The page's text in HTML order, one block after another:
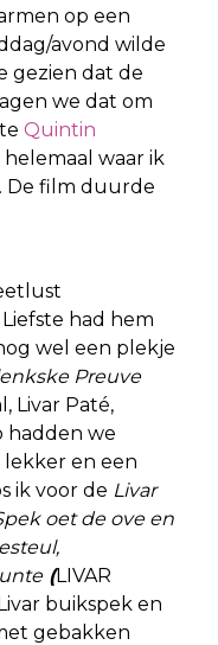
op een
avond wilde
gezien dat de
we dat om
Quintin
helemaal waar ik
De film duurde
had hem
wel een plekje
Preuve
Livar Paté,
hadden we
en een
ik voor de Livar
oet de ove en
(LIVAR
buikspek en
gebakken